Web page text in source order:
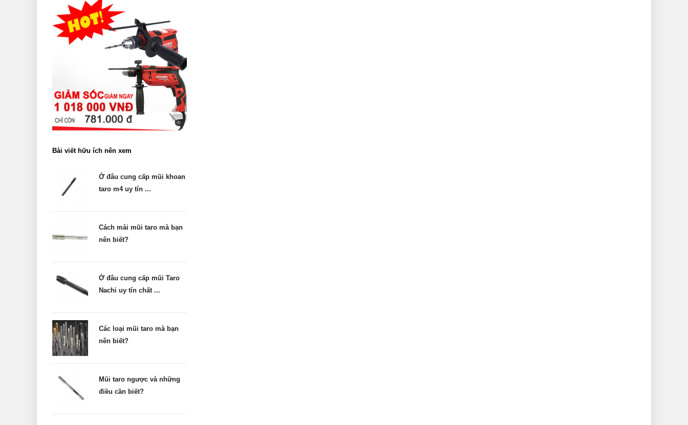
Bài viết hữu ích nên xem
Ở đâu cung cấp mũi khoan
taro m4 uy tín ...
Cách mài mũi taro mà bạn
nên biết?
Ở đâu cung cấp mũi Taro
Nachi uy tín chất ...
Các loại mũi taro mà bạn
nên biết?
Mũi taro ngược và những
điều cần biết?